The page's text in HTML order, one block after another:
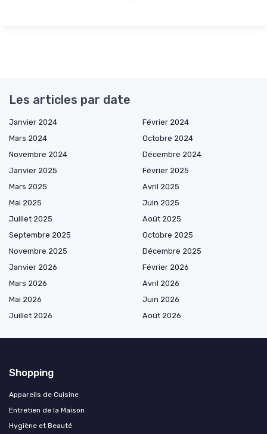
Les articles par date
Janvier 2024
Février 2024
Mars 2024
Octobre 2024
Novembre 2024
Décembre 2024
Janvier 2025
Février 2025
Mars 2025
Avril 2025
Mai 2025
Juin 2025
Juillet 2025
Août 2025
Septembre 2025
Octobre 2025
Novembre 2025
Décembre 2025
Janvier 2026
Février 2026
Mars 2026
Avril 2026
Mai 2026
Juin 2026
Juillet 2026
Août 2026
Shopping
Appareils de Cuisine
Entretien de la Maison
Hygiène et Beauté